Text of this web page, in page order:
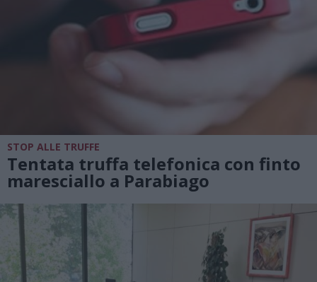
STOP ALLE TRUFFE
Tentata truffa telefonica con finto
maresciallo a Parabiago